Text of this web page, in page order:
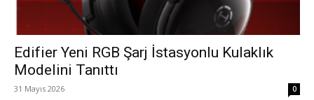
Edifier Yeni RGB Şarj İstasyonlu Kulaklık
Modelini Tanıttı
31 Mayıs 2026 0